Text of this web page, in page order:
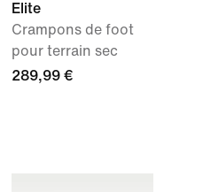
Elite
Crampons de foot
pour terrain sec
289,99 €